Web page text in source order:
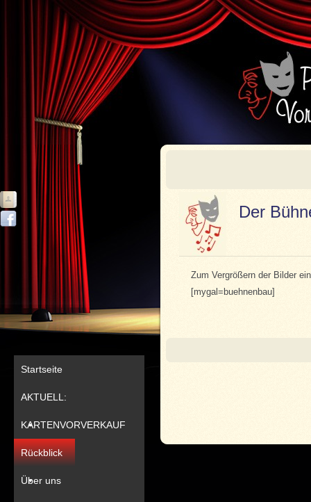
Startseite
AKTUELL:
KARTENVORVERKAUF
Rückblick
Über uns
Der
Zum Vergrößern der Bilder
[mygal=buehnenbau]